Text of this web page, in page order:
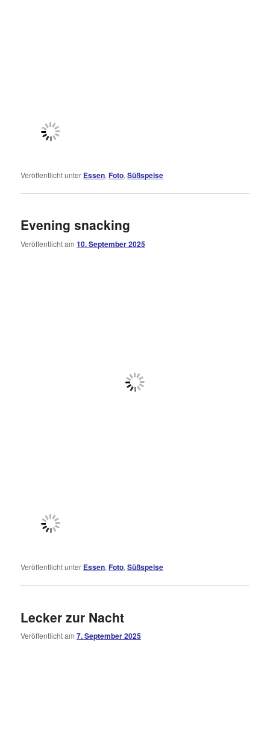
Veröffentlicht unter Essen,Foto,Süßspeise
Evening snacking
Veröffentlicht am10. September 2025
Veröffentlicht unter Essen,Foto,Süßspeise
Lecker zur Nacht
Veröffentlicht am7. September 2025